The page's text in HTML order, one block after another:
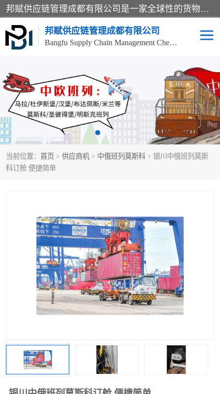
邦赋供应链管理成都有限公司是一家全球性的货物运输代理公司，主要从事：波兰中欧班列、德国中欧班列、出口莫斯科班列、中欧班列进口、蓉欧铁路、成都出口空运等业务，同时亦提供报关、报检、仓储、码头操作等服务。
邦赋供应链管理成都有限公司
Bangfu Supply Chain Management Chengdu Co.,LTD
当前位置： 首页 > 供应商机 > 中俄班列莫斯科 > 银川中俄班列莫斯
科订舱 便捷简单
进出口门到门 成都中欧班列
国际汽运 国际空运
食品进口物流清关 南美海运
中俄铁路班列 中欧班列进口红酒啤酒
蓉欧班列进口机械设备 马来西亚物流
东南亚铁路 铁路出口拼箱/整柜
中俄班列莫斯科